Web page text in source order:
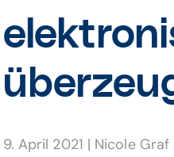
9. April 2021 | Nicole Graf